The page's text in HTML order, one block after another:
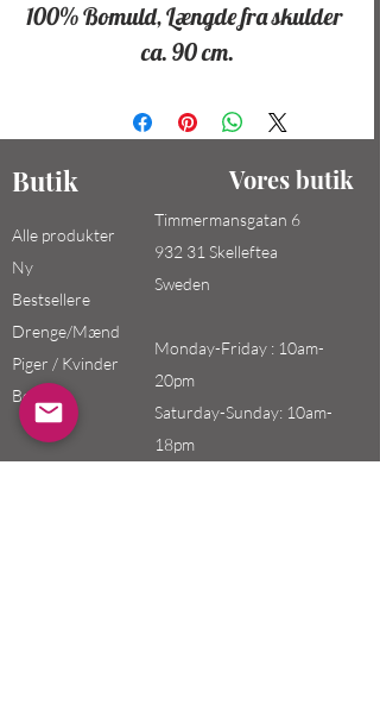
100% Bomuld, Længde fra skulder
ca. 90 cm.
Butik Vores butik
Alle produkter
Ny
Bestsellere
Drenge/Mænd
Piger / Kvinder
Børn
Timmermansgatan 6
932 31 Skelleftea
Sweden
Monday-Friday : 10am-
20pm
Saturday-Sunday: 10am-
18pm